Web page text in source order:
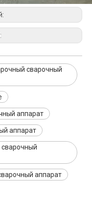
сварочный
аппарат
аппарат
аппарат